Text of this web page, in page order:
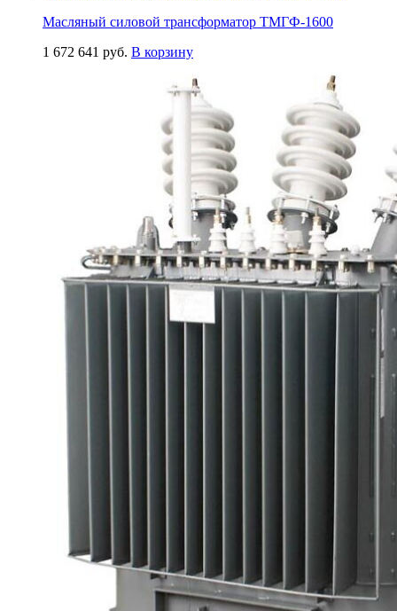
Масляный силовой трансформатор ТМГФ-1600
1 672 641 руб. В корзину